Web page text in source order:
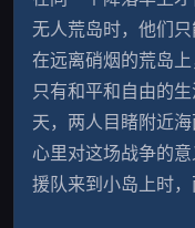
无人荒岛时，他们只
在远离硝烟的荒岛上
只有和平和自由的
天，两人目睹附近
心里对这场战争的
援队来到小岛上时